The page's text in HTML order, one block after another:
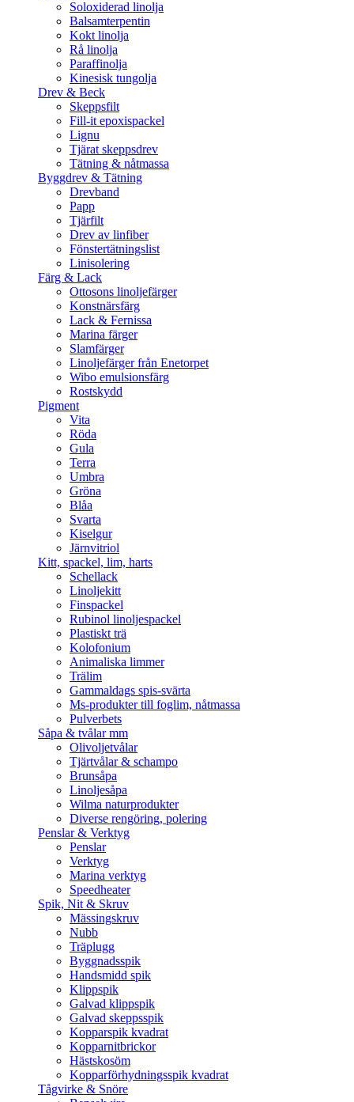
Soloxiderad linolja
Balsamterpentin
Kokt linolja
Rå linolja
Paraffinolja
Kinesisk tungolja
Drev & Beck
Skeppsfilt
Fill-it epoxispackel
Lignu
Tjärat skeppsdrev
Tätning & nåtmassa
Byggdrev & Tätning
Drevband
Papp
Tjärfilt
Drev av linfiber
Fönstertätningslist
Linisolering
Färg & Lack
Ottosons linoljefärger
Konstnärsfärg
Lack & Fernissa
Marina färger
Slamfärger
Linoljefärger från Enetorpet
Wibo emulsionsfärg
Rostskydd
Pigment
Vita
Röda
Gula
Terra
Umbra
Gröna
Blåa
Svarta
Kiselgur
Järnvitriol
Kitt, spackel, lim, harts
Schellack
Linoljekitt
Finspackel
Rubinol linoljespackel
Plastiskt trä
Kolofonium
Animaliska limmer
Trälim
Gammaldags spis-svärta
Ms-produkter till foglim, nåtmassa
Pulverbets
Såpa & tvålar mm
Olivoljetvålar
Tjärtvålar & schampo
Brunsåpa
Linoljesåpa
Wilma naturprodukter
Diverse rengöring, polering
Penslar & Verktyg
Penslar
Verktyg
Marina verktyg
Speedheater
Spik, Nit & Skruv
Mässingskruv
Nubb
Träplugg
Byggnadsspik
Handsmidd spik
Klippspik
Galvad klippspik
Galvad skeppsspik
Kopparspik kvadrat
Kopparnitbrickor
Hästskosöm
Kopparförhydningsspik kvadrat
Tågvirke & Snöre